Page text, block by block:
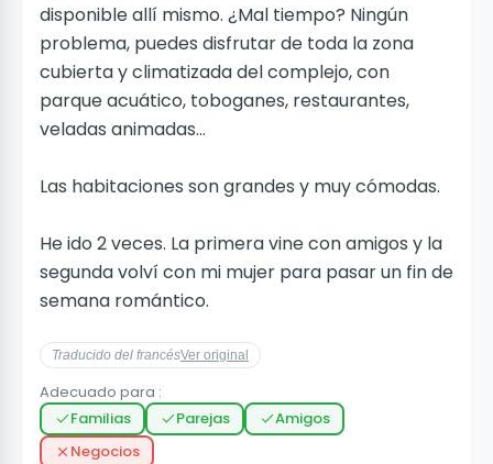
disponible allí mismo. ¿Mal tiempo? Ningún
problema, puedes disfrutar de toda la zona
cubierta y climatizada del complejo, con
parque acuático, toboganes, restaurantes,
veladas animadas...
Las habitaciones son grandes y muy cómodas.
He ido 2 veces. La primera vine con amigos y la
segunda volví con mi mujer para pasar un fin de
semana romántico.
Traducido del francésVer original
Adecuado para :
Familias
Parejas
Amigos
Negocios